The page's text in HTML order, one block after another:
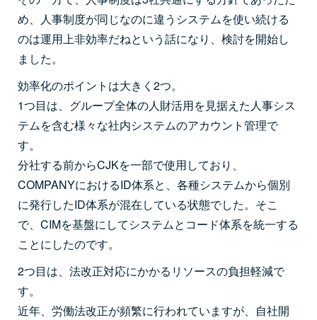
め、人事制度が同じなのに違うシステムを使い続ける
のは運用上非効率だねという話になり、検討を開始し
ました。
効率化のポイントは大きく2つ。
1つ目は、グループ全体の人財活用を見据えた人事シス
テムを含む様々な社内システムのアカウント管理で
す。
分社する前からCJKを一部で使用しており、
COMPANYにおけるID体系と、各種システムから個別
に発行したID体系が混在している状態でした。そこ
で、CIMを基盤にしてシステムとコード体系を統一する
ことにしたのです。
2つ目は、法改正対応にかかるリソースの負担軽減で
す。
近年、労働法改正が頻繁に行われていますが、自社開